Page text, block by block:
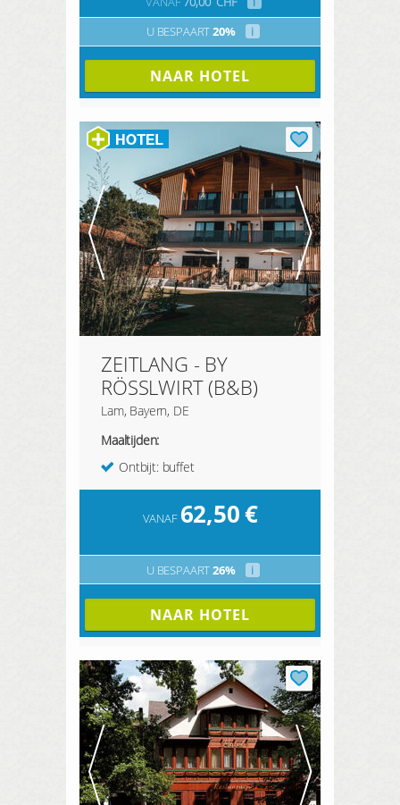
U BESPAART20% i
NAAR HOTEL
ZEITLANG - BY
RÖSSLWIRT (B&B)
Lam, Bayern, DE
Maaltijden:
Ontbijt: buffet
VANAF 62,50€
U BESPAART26% i
NAAR HOTEL